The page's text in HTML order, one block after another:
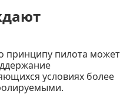
пилота может
условиях более